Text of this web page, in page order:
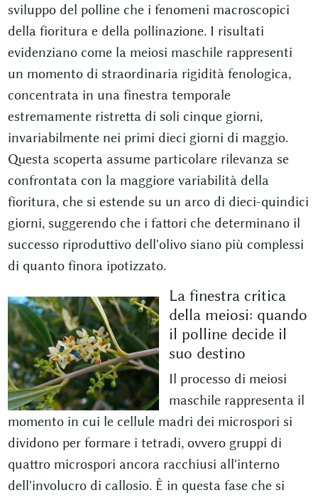
sviluppo del polline che i fenomeni macroscopici
della fioritura e della pollinazione. I risultati
evidenziano come la meiosi maschile rappresenti
un momento di straordinaria rigidità fenologica,
concentrata in una finestra temporale
estremamente ristretta di soli cinque giorni,
invariabilmente nei primi dieci giorni di maggio.
Questa scoperta assume particolare rilevanza se
confrontata con la maggiore variabilità della
fioritura, che si estende su un arco di dieci-quindici
giorni, suggerendo che i fattori che determinano il
successo riproduttivo dell'olivo siano più complessi
di quanto finora ipotizzato.
La finestra critica
della meiosi: quando
il polline decide il
suo destino
Il processo di meiosi
maschile rappresenta il
momento in cui le cellule madri dei microspori si
dividono per formare i tetradi, ovvero gruppi di
quattro microspori ancora racchiusi all'interno
dell'involucro di callosio. È in questa fase che si